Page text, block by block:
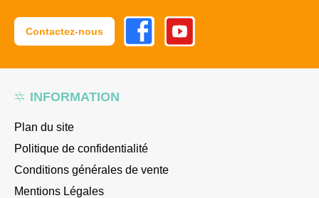
INFORMATION
Plan du site
Politique de confidentialité
Conditions générales de vente
Mentions Légales
Contactez-nous
FacebookYoutube